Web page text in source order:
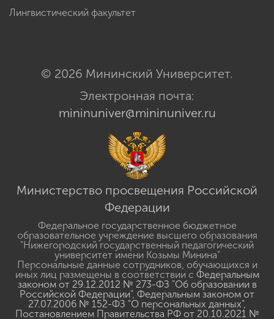
Лингвистический факультет
© 2026 Мининский Университет.
Электронная почта:
mininuniver@mininuniver.ru
Министерство просвещения Российской
Федерации
Федеральное государственное бюджетное
образовательное учреждение высшего образования
"Нижегородский государственный педагогический
университет имени Козьмы Минина"
Персональные данные сотрудников, обучающихся и
иных лиц размещены в соответствии с Федеральным
законом от 29.12.2012 № 273-ФЗ "Об образовании в
Российской Федерации", Федеральным законом от
27.07.2006 № 152-ФЗ "О персональных данных",
Постановлением Правительства РФ от 20.10.2021 №